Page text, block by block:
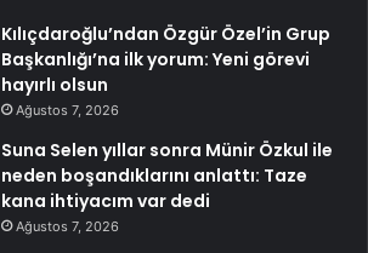
Kılıçdaroğlu’ndan Özgür Özel’in Grup
Başkanlığı’na ilk yorum: Yeni görevi
hayırlı olsun
Ağustos 7, 2026
Suna Selen yıllar sonra Münir Özkul ile
neden boşandıklarını anlattı: Taze
kana ihtiyacım var dedi
Ağustos 7, 2026